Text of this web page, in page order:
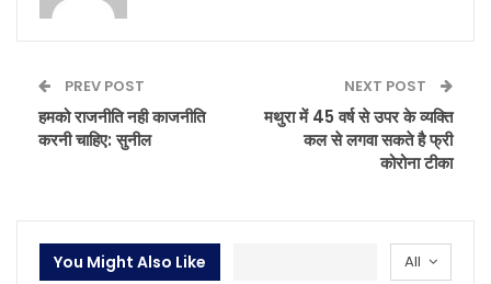
PREV POST
हमको राजनीति नही काजनीति
करनी चाहिए: सुनील
NEXT POST
मथुरा में 45 वर्ष से उपर के व्यक्ति
कल से लगवा सकते है फ्री
कोरोना टीका
All
You Might Also Like